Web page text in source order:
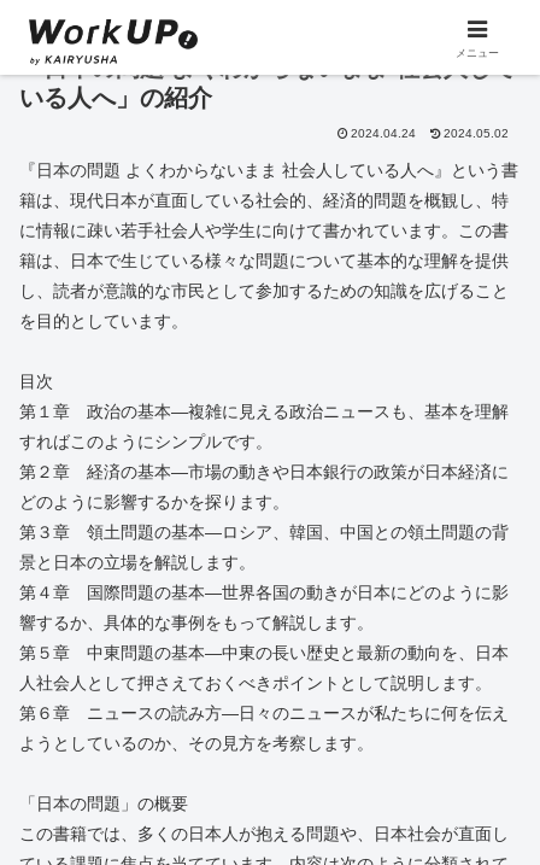
「日本の問題 よくわからないまま 社会人して
いる人へ」の紹介
2024.04.24 2024.05.02
『日本の問題 よくわからないまま 社会人している人へ』という書
籍は、現代日本が直面している社会的、経済的問題を概観し、特
に情報に疎い若手社会人や学生に向けて書かれています。この書
籍は、日本で生じている様々な問題について基本的な理解を提供
し、読者が意識的な市民として参加するための知識を広げること
を目的としています。
目次
第１章 政治の基本―複雑に見える政治ニュースも、基本を理解
すればこのようにシンプルです。
第２章 経済の基本―市場の動きや日本銀行の政策が日本経済に
どのように影響するかを探ります。
第３章 領土問題の基本―ロシア、韓国、中国との領土問題の背
景と日本の立場を解説します。
第４章 国際問題の基本―世界各国の動きが日本にどのように影
響するか、具体的な事例をもって解説します。
第５章 中東問題の基本―中東の長い歴史と最新の動向を、日本
人社会人として押さえておくべきポイントとして説明します。
第６章 ニュースの読み方―日々のニュースが私たちに何を伝え
ようとしているのか、その見方を考察します。
「日本の問題」の概要
この書籍では、多くの日本人が抱える問題や、日本社会が直面し
メニュー